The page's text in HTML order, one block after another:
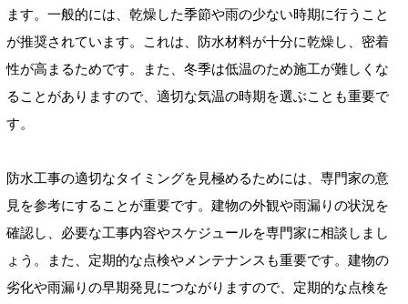
ます。一般的には、乾燥した季節や雨の少ない時期に行うこと
が推奨されています。これは、防水材料が十分に乾燥し、密着
性が高まるためです。また、冬季は低温のため施工が難しくな
ることがありますので、適切な気温の時期を選ぶことも重要で
す。
防水工事の適切なタイミングを見極めるためには、専門家の意
見を参考にすることが重要です。建物の外観や雨漏りの状況を
確認し、必要な工事内容やスケジュールを専門家に相談しまし
ょう。また、定期的な点検やメンテナンスも重要です。建物の
劣化や雨漏りの早期発見につながりますので、定期的な点検を